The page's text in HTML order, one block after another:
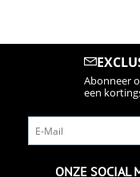
Abonneer
een
ONZE SOCIAL